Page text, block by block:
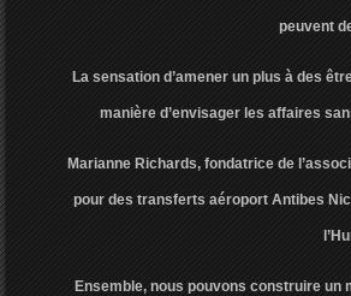
peuvent
La sensation d’amener un plus à des
manière d’envisager les affaires
Marianne Richards, fondatrice de
pour des transferts aéroport Antibes
Ensemble, nous pouvons construire un